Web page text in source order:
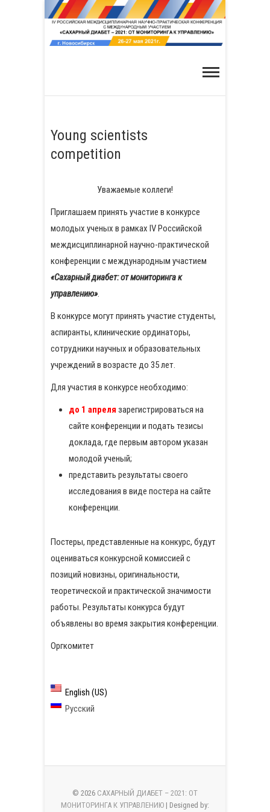
Skip
content
Young scientists
competition
Уважаемые коллеги!
Приглашаем принять участие в конкурсе
молодых ученых в рамках IV Российской
междисциплинарной научно-практической
конференции с международным участием
«Сахарный диабет: от мониторинга к
управлению».
В конкурсе могут принять участие студенты,
аспиранты, клинические ординаторы,
сотрудники научных и образовательных
учреждений в возрасте до 35 лет.
Для участия в конкурсе необходимо:
до 1 апреля зарегистрироваться на
сайте конференции и подать тезисы
доклада, где первым автором указан
молодой ученый;
представить результаты своего
исследования в виде постера на сайте
конференции.
Постеры, представленные на конкурс, будут
оцениваться конкурсной комиссией с
позиций новизны, оригинальности,
теоретической и практической значимости
работы. Результаты конкурса будут
объявлены во время закрытия конференции.
Оргкомитет
English (US)
Русский
© 2026 САХАРНЫЙ ДИАБЕТ – 2021: ОТ
МОНИТОРИНГА К УПРАВЛЕНИЮ | Designed by: